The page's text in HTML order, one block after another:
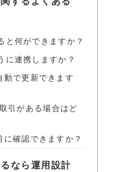
何ができますか？
連携しますか？
で更新できます
引がある場合はど
確認できますか？
なら運用設計